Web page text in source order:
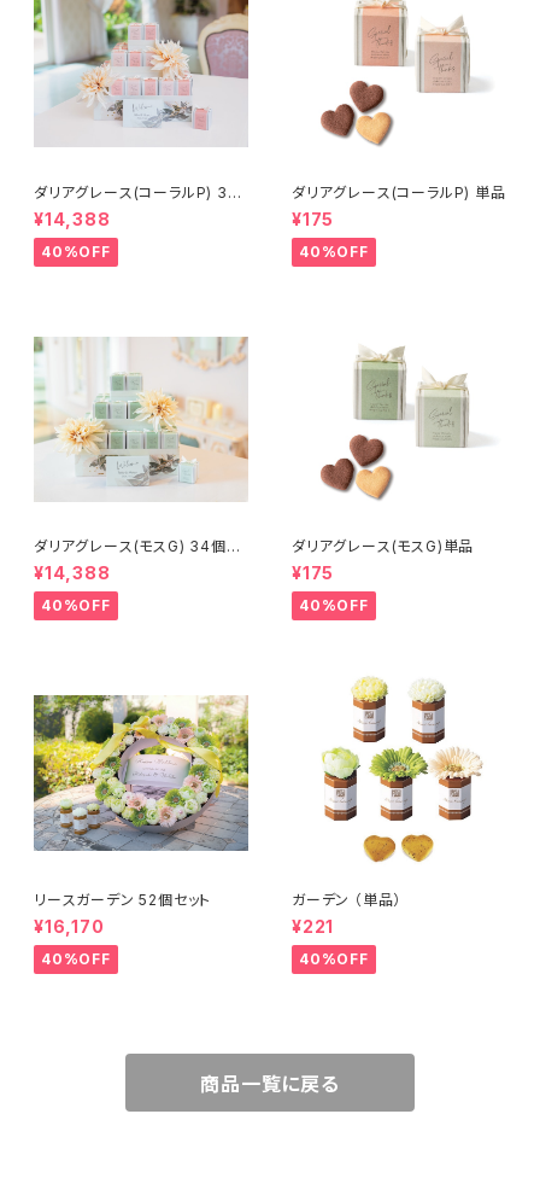
ダリアグレース(コーラルP) 34
個セット
¥14,388
40%OFF
ダリアグレース(コーラルP) 単品
¥175
40%OFF
ダリアグレース(モスG) 34個セ
ット
¥14,388
40%OFF
ダリアグレース(モスG)単品
¥175
40%OFF
リースガーデン 52個セット
¥16,170
40%OFF
ガーデン （単品）
¥221
40%OFF
商品一覧に戻る